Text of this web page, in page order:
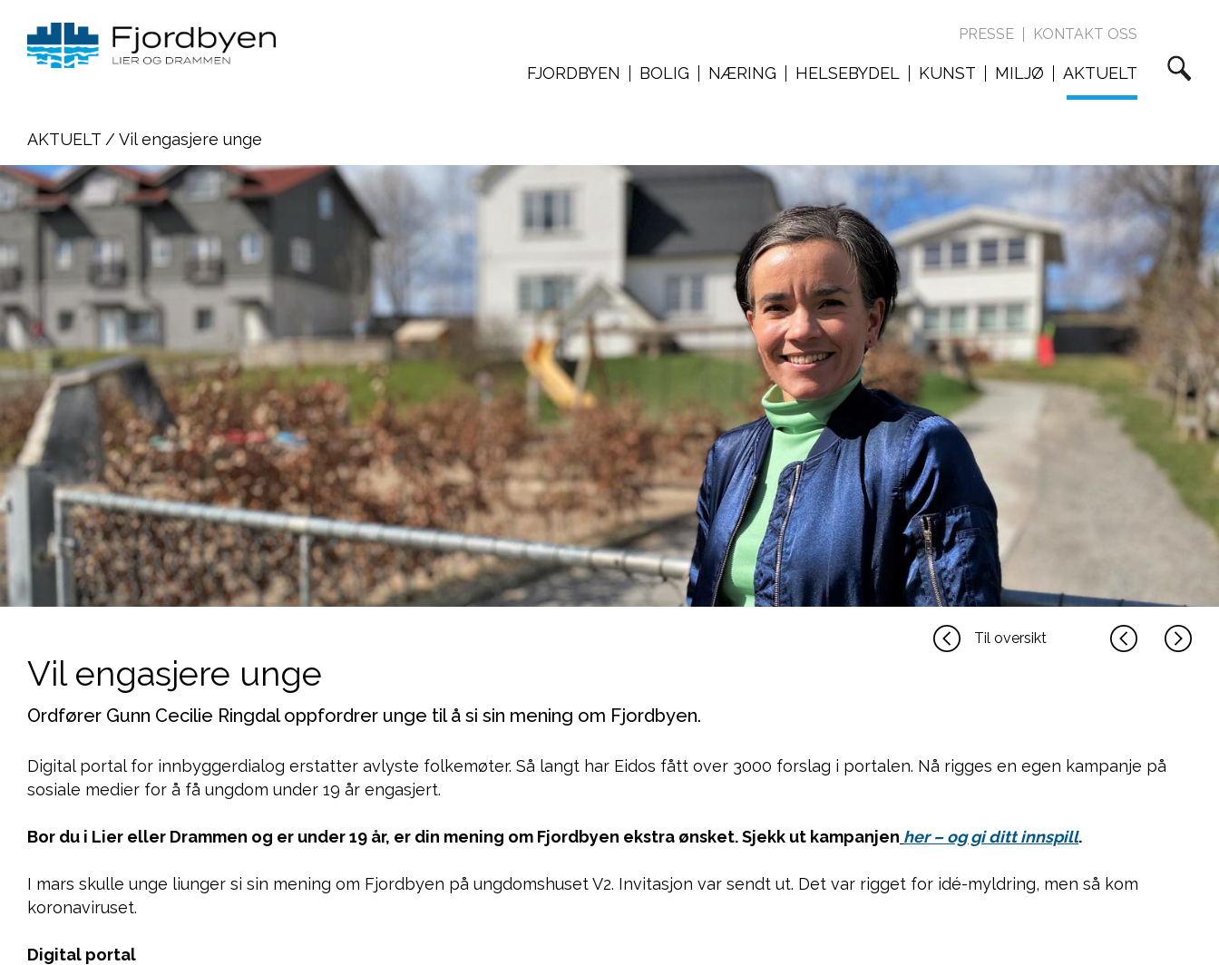
PRESSE KONTAKT OSS
FJORDBYEN BOLIG NÆRING HELSEBYDEL KUNST MILJØ AKTUELT
AKTUELT / Vil engasjere unge
Til oversikt
Vil engasjere unge
Ordfører Gunn Cecilie Ringdal oppfordrer unge til å si sin mening om Fjordbyen.
Digital portal for innbyggerdialog erstatter avlyste folkemøter. Så langt har Eidos fått over 3000 forslag i portalen. Nå rigges en egen kampanje på
sosiale medier for å få ungdom under 19 år engasjert.
Bor du i Lier eller Drammen og er under 19 år, er din mening om Fjordbyen ekstra ønsket. Sjekk ut kampanjen her – og gi ditt innspill.
I mars skulle unge liunger si sin mening om Fjordbyen på ungdomshuset V2. Invitasjon var sendt ut. Det var rigget for idé-myldring, men så kom
koronaviruset.
Digital portal